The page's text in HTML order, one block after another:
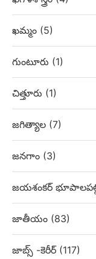
ఖమ్మం (5)
గుంటూరు (1)
చిత్తూరు (1)
జగిత్యాల (7)
జనగాం (3)
జయశంకర్
జాతీయం (83)
జాబ్స్ -కెరీర్ (117)